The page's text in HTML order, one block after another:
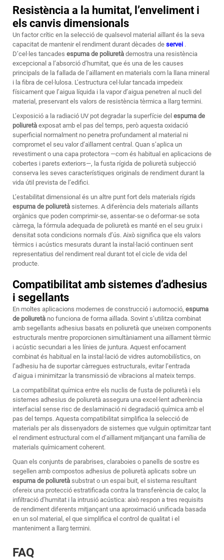
Resistència a la humitat, l’enveliment i
els canvis dimensionals
Un factor crític en la selecció de qualsevol material aïllant és la seva
capacitat de mantenir el rendiment durant dècades de servei .
D’cel·les tancades espuma de poliuretà demostra una resistència
excepcional a l’absorció d’humitat, que és una de les causes
principals de la fallada de l’aïllament en materials com la llana mineral
i la fibra de cel·lulosa. L’estructura cel·lular tancada impedeix
físicament que l’aigua líquida i la vapor d’aigua penetren al nucli del
material, preservant els valors de resistència tèrmica a llarg termini.
L’exposició a la radiació UV pot degradar la superfície del espuma de
poliuretà exposat amb el pas del temps, però aquesta oxidació
superficial normalment no penetra profundament al material ni
compromet el seu valor d’aïllament central. Quan s’aplica un
revestiment o una capa protectora —com és habitual en aplicacions de
cobertes i parets exteriors—, la fusta rígida de poliuretà subjecció
conserva les seves característiques originals de rendiment durant la
vida útil prevista de l’edifici.
L’estabilitat dimensional és un altre punt fort dels materials rígids
espuma de poliuretà sistemes. A diferència dels materials aïllants
orgànics que poden comprimir-se, assentar-se o deformar-se sota
càrrega, la fórmula adequada de poliuretà es manté en el seu gruix i
densitat sota condicions normals d’ús. Això significa que els valors
tèrmics i acústics mesurats durant la instal·lació continuen sent
representatius del rendiment real durant tot el cicle de vida del
producte.
Compatibilitat amb sistemes d’adhesius
i segellants
En moltes aplicacions modernes de construcció i automoció, espuma
de poliuretà no funciona de forma aïllada. Sovint s’utilitza combinat
amb segellants adhesius basats en poliuretà que uneixen components
estructurals mentre proporcionen simultàniament una aïllament tèrmic
i acústic secundari a les línies de juntura. Aquest enfocament
combinat és habitual en la instal·lació de vidres automobilístics, on
l’adhesiu ha de suportar càrregues estructurals, evitar l’entrada
d’aigua i minimitzar la transmissió de vibracions al mateix temps.
La compatibilitat química entre els nuclis de fusta de poliuretà i els
sistemes adhesius de poliuretà assegura una excel·lent adherència
interfacial sense risc de deslaminació ni degradació química amb el
pas del temps. Aquesta compatibilitat simplifica la selecció de
materials per als dissenyadors de sistemes que vulguin optimitzar tant
el rendiment estructural com el d’aïllament mitjançant una família de
materials químicament coherent.
Quan els conjunts de parabrises, claraboies o panells de sostre es
segellen amb compostos adhesius de poliuretà aplicats sobre un
espuma de poliuretà substrat o un espai buit, el sistema resultant
ofereix una protecció estratificada contra la transferència de calor, la
infiltració d’humitat i la intrusió acústica: això respon a tres requisits
de rendiment diferents mitjançant una aproximació unificada basada
en un sol material, el que simplifica el control de qualitat i el
manteniment a llarg termini.
FAQ